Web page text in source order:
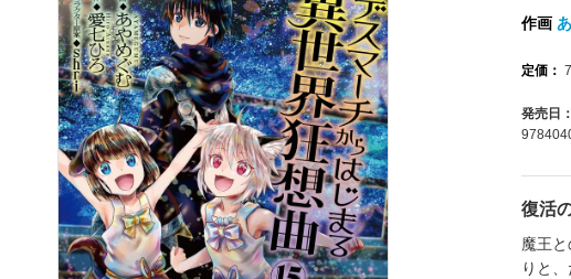
作画
定価：
発売日：
復活
魔王
りと